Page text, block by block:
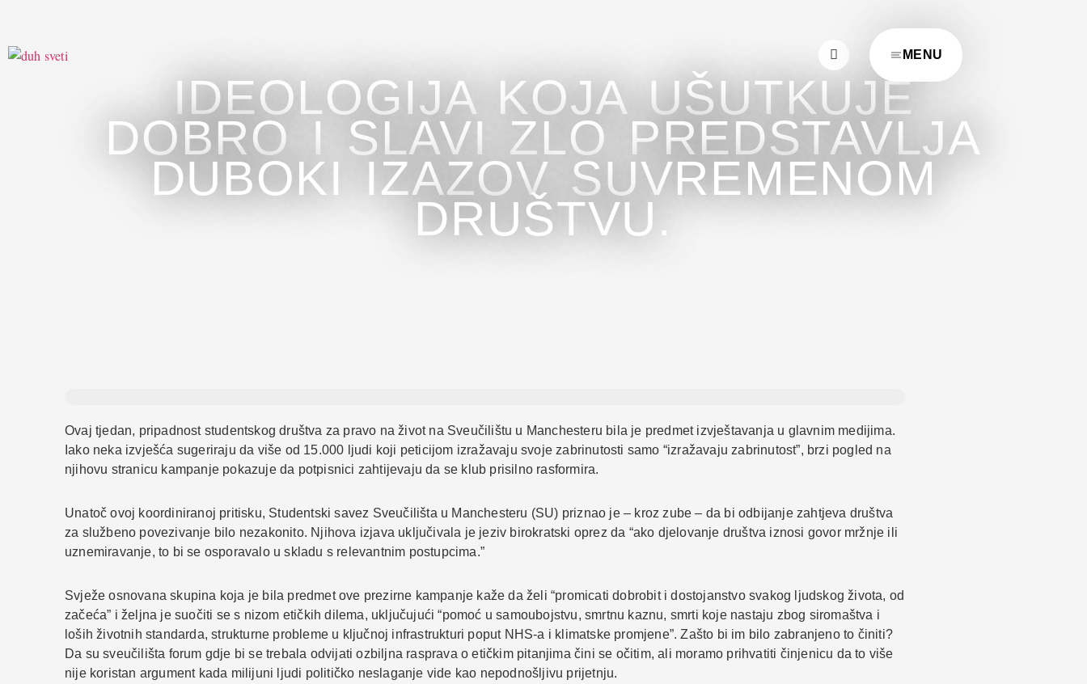
MENU
IDEOLOGIJA KOJA UŠUTKUJE
DOBRO I SLAVI ZLO PREDSTAVLJA
DUBOKI IZAZOV SUVREMENOM
DRUŠTVU.
Ovaj tjedan, pripadnost studentskog društva za pravo na život na Sveučilištu u Manchesteru bila je predmet izvještavanja u glavnim medijima.
Iako neka izvješća sugeriraju da više od 15.000 ljudi koji peticijom izražavaju svoje zabrinutosti samo “izražavaju zabrinutost”, brzi pogled na
njihovu stranicu kampanje pokazuje da potpisnici zahtijevaju da se klub prisilno rasformira.
Unatoč ovoj koordiniranoj pritisku, Studentski savez Sveučilišta u Manchesteru (SU) priznao je – kroz zube – da bi odbijanje zahtjeva društva
za službeno povezivanje bilo nezakonito. Njihova izjava uključivala je jeziv birokratski oprez da “ako djelovanje društva iznosi govor mržnje ili
uznemiravanje, to bi se osporavalo u skladu s relevantnim postupcima.”
Svježe osnovana skupina koja je bila predmet ove prezirne kampanje kaže da želi “promicati dobrobit i dostojanstvo svakog ljudskog života, od
začeća” i željna je suočiti se s nizom etičkih dilema, uključujući “pomoć u samoubojstvu, smrtnu kaznu, smrti koje nastaju zbog siromaštva i
loših životnih standarda, strukturne probleme u ključnoj infrastrukturi poput NHS-a i klimatske promjene”. Zašto bi im bilo zabranjeno to činiti?
Da su sveučilišta forum gdje bi se trebala odvijati ozbiljna rasprava o etičkim pitanjima čini se očitim, ali moramo prihvatiti činjenicu da to više
nije koristan argument kada milijuni ljudi političko neslaganje vide kao nepodnošljivu prijetnju.